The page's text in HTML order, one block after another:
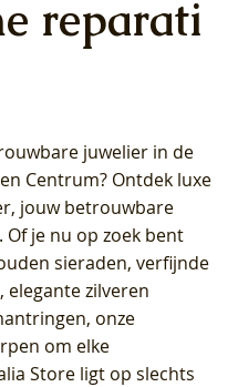
reparati
juwelier in de
en Centrum? Ontdek luxe
jouw betrouwbare
. Of je nu op zoek bent
sieraden, verfijnde
elegante zilveren
onze
om elke
Store ligt op slechts